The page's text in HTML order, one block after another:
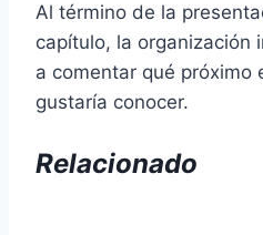
Al término de la
capítulo, la organización
a comentar qué próximo
gustaría conocer.
Relacionado